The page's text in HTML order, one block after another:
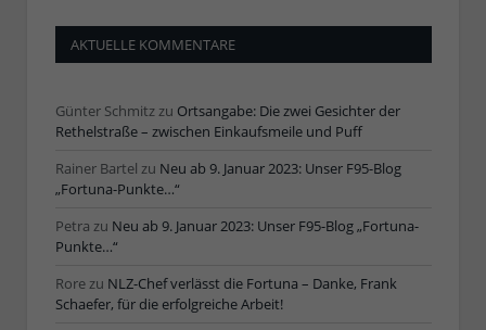
AKTUELLE KOMMENTARE
Günter Schmitzzu Ortsangabe: Die zwei Gesichter der
Rethelstraße – zwischen Einkaufsmeile und Puff
Rainer Bartel zu Neu ab 9. Januar 2023: Unser F95-Blog
„Fortuna-Punkte…“
Petra zu Neu ab 9. Januar 2023: Unser F95-Blog „Fortuna-
Punkte…“
Rorezu NLZ-Chef verlässt die Fortuna – Danke, Frank
Schaefer, für die erfolgreiche Arbeit!